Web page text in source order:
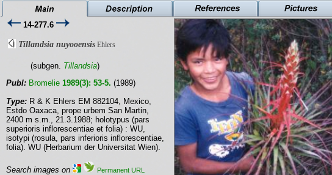
14-277.6
Tillandsia nuyooensis Ehlers
(subgen. Tillandsia)
Publ: Bromelie 1989(3): 53-5. (1989)
Type: R & K Ehlers EM 882104, Mexico,
Estdo Oaxaca, prope urbem San Martin,
2400 m s.m., 21.3.1988; holotypus (pars
superioris inflorescentiae et folia) : WU,
isotypi (rosula, pars inferioris inflorescentiae,
folia). WU (Herbarium der Universitat Wien).
Search images on Permanent URL